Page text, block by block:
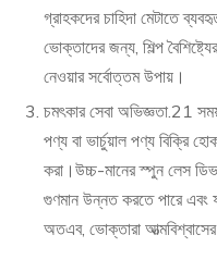
গ্রাহকদের চাহিদা মেটাতে
ভোক্তাদের জন্য, শিল্প
নেওয়ার সর্বোত্তম উপায়।
চমৎকার সেবা অভিজ্ঞতা.21
পণ্য বা ভার্চুয়াল পণ্য বিক্রি
করা।উচ্চ-মানের স্পুন লেস
গুণমান উন্নত করতে পারে এবং
অতএব, ভোক্তারা